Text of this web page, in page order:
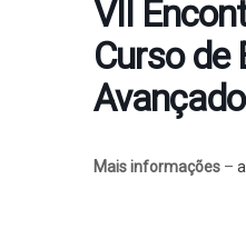
VII
Curso de
Mais informações –